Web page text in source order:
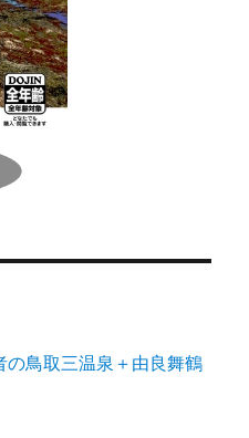
の鳥取三温泉＋由良舞鶴